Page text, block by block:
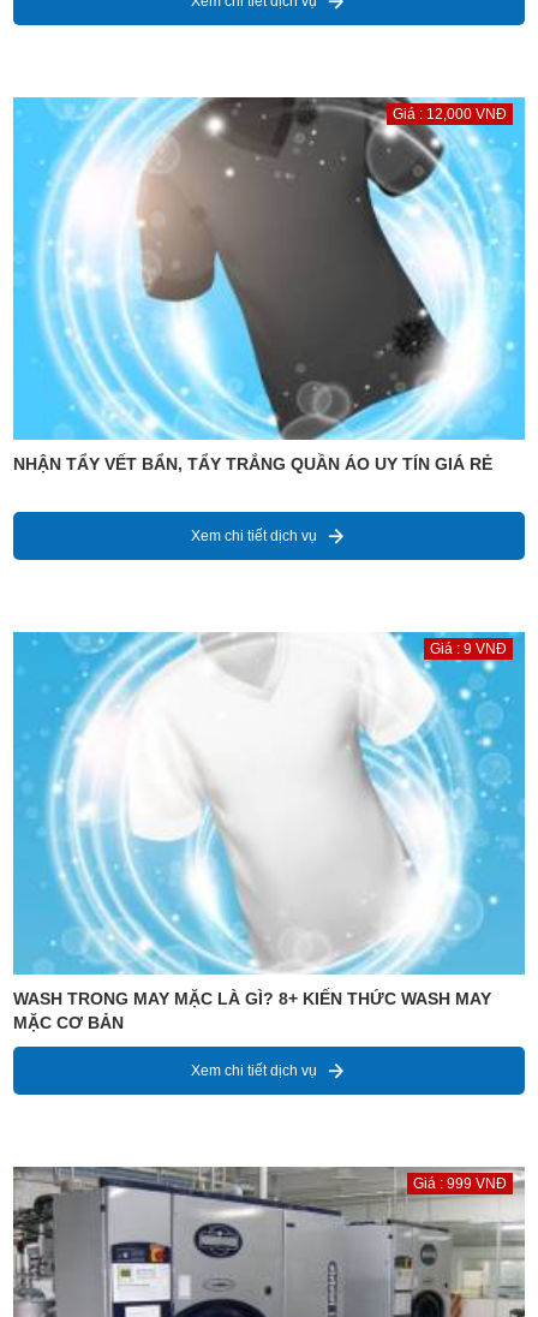
Giá : 12,000 VNĐ
NHẬN TẨY VẾT BẨN, TẨY TRẮNG QUẦN ÁO UY TÍN GIÁ RẺ
Xem chi tiết dịch vụ
Giá : 9 VNĐ
WASH TRONG MAY MẶC LÀ GÌ? 8+ KIẾN THỨC WASH MAY
MẶC CƠ BẢN
Xem chi tiết dịch vụ
Giá : 999 VNĐ